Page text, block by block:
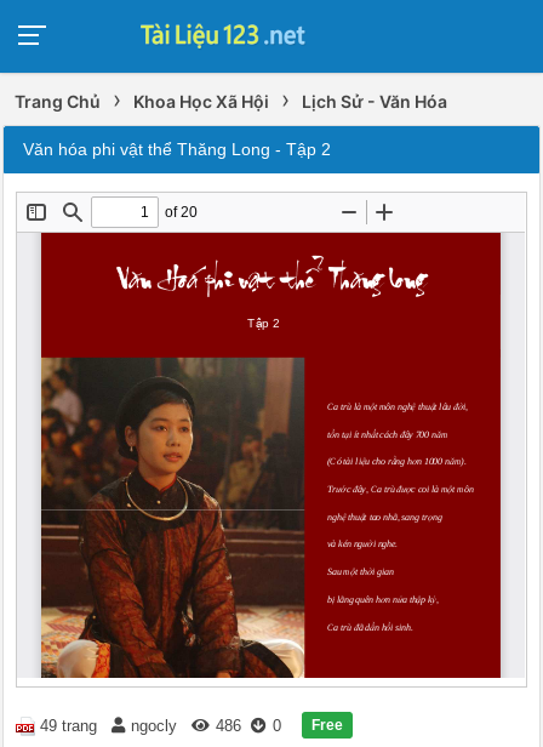
Trang Chủ › Khoa Học Xã Hội › Lịch Sử - Văn Hóa
Văn hóa phi vật thể Thăng Long - Tập 2
49 trang ngocly 486 0 Free